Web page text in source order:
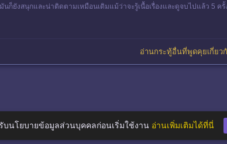
ก็ยังสนุกและน่าติดตามเหมือนเดิมแม้ว่าจะรู้เนื้อเรื่องและดูจบไปแล้ว 5
อ่านกระทู้อื่นที่พูดคุยเกี่ย
บนโยบายข้อมูลส่วนบุคคลก่อนเริ่มใช้งาน อ่านเพิ่มเติมได้ที่นี่